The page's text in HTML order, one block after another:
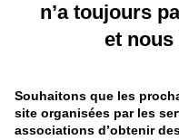
n’a toujours
et
Souhaitons que les
site organisées par les
associations d’obtenir